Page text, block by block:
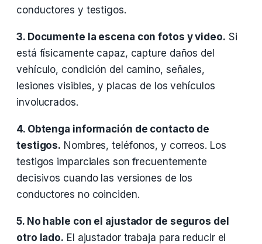
conductores y testigos.
3. Documente la escena con fotos y video. Si
está físicamente capaz, capture daños del
vehículo, condición del camino, señales,
lesiones visibles, y placas de los vehículos
involucrados.
4. Obtenga información de contacto de
testigos. Nombres, teléfonos, y correos. Los
testigos imparciales son frecuentemente
decisivos cuando las versiones de los
conductores no coinciden.
5. No hable con el ajustador de seguros del
otro lado. El ajustador trabaja para reducir el